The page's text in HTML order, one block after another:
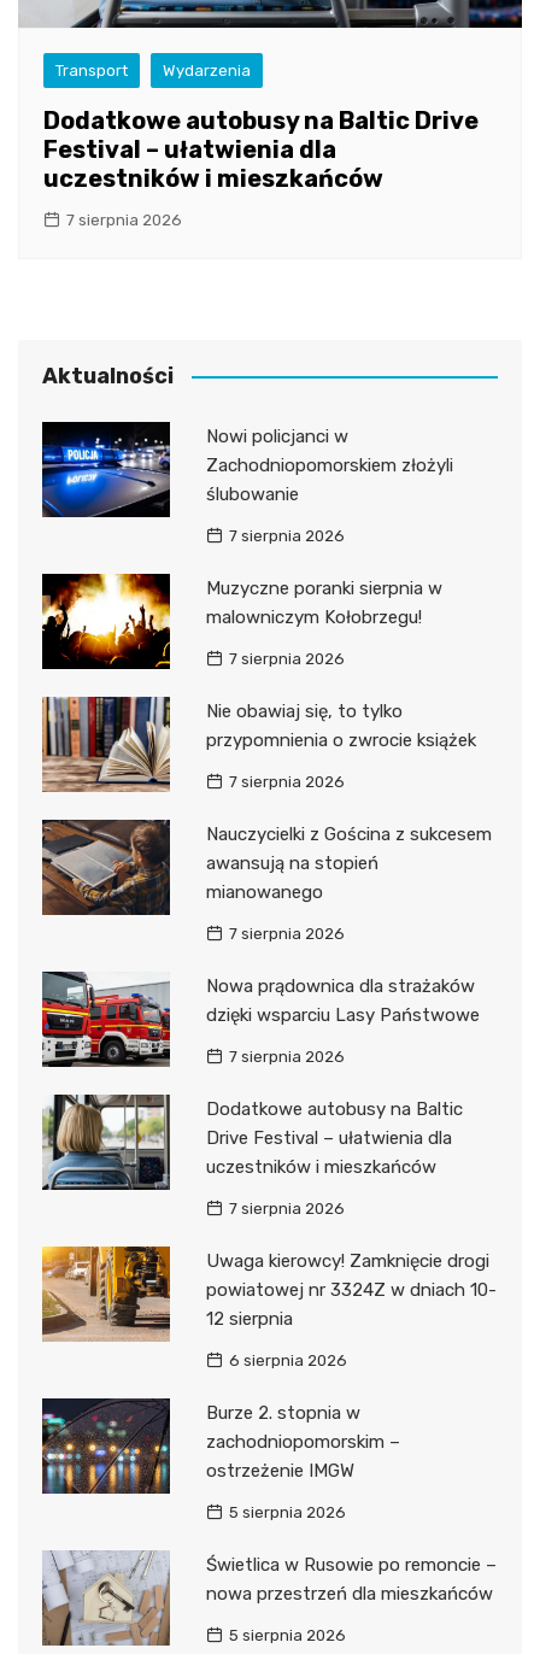
Transport Wydarzenia
Dodatkowe autobusy na Baltic Drive
Festival – ułatwienia dla
uczestników i mieszkańców
7 sierpnia 2026
Aktualności
Nowi policjanci w
Zachodniopomorskiem złożyli
ślubowanie
7 sierpnia 2026
Muzyczne poranki sierpnia w
malowniczym Kołobrzegu!
7 sierpnia 2026
Nie obawiaj się, to tylko
przypomnienia o zwrocie książek
7 sierpnia 2026
Nauczycielki z Gościna z sukcesem
awansują na stopień
mianowanego
7 sierpnia 2026
Nowa prądownica dla strażaków
dzięki wsparciu Lasy Państwowe
7 sierpnia 2026
Dodatkowe autobusy na Baltic
Drive Festival – ułatwienia dla
uczestników i mieszkańców
7 sierpnia 2026
Uwaga kierowcy! Zamknięcie drogi
powiatowej nr 3324Z w dniach 10-
12 sierpnia
6 sierpnia 2026
Burze 2. stopnia w
zachodniopomorskim –
ostrzeżenie IMGW
5 sierpnia 2026
Świetlica w Rusowie po remoncie –
nowa przestrzeń dla mieszkańców
5 sierpnia 2026